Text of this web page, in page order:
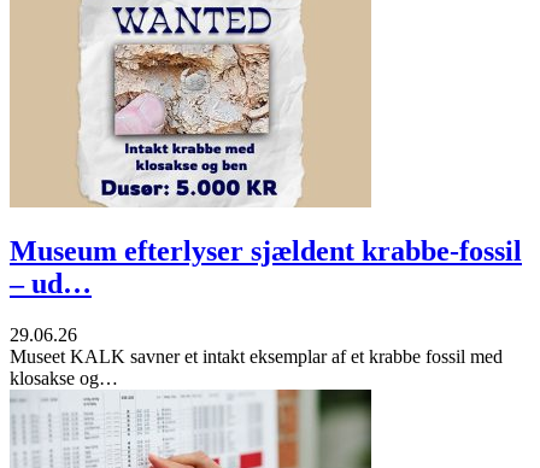
Museum efterlyser sjældent krabbe-fossil
– ud…
29.06.26
Museet KALK savner et intakt eksemplar af et krabbe fossil med
klosakse og…